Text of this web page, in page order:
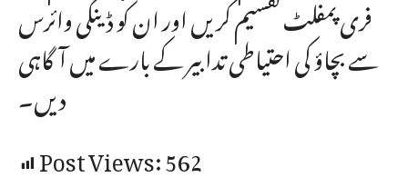
فری پمفلٹ تقسیم کریں اور ان کو ڈینگی وائرس
سے بچاؤ کی احتیاطی تدابیر کے بارے میں آگاہی
دیں۔
Post Views:562